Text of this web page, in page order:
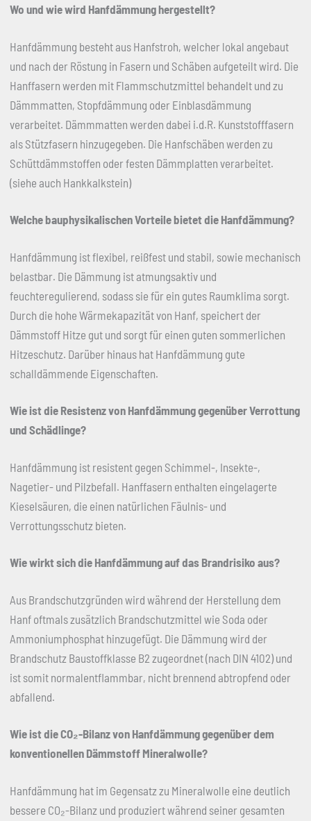
Wo und wie wird Hanfdämmung hergestellt?
Hanfdämmung besteht aus Hanfstroh, welcher lokal angebaut
und nach der Röstung in Fasern und Schäben aufgeteilt wird. Die
Hanffasern werden mit Flammschutzmittel behandelt und zu
Dämmmatten, Stopfdämmung oder Einblasdämmung
verarbeitet. Dämmmatten werden dabei i.d.R. Kunststofffasern
als Stützfasern hinzugegeben. Die Hanfschäben werden zu
Schüttdämmstoffen oder festen Dämmplatten verarbeitet.
(siehe auch Hankkalkstein)
Welche bauphysikalischen Vorteile bietet die Hanfdämmung?
Hanfdämmung ist flexibel, reißfest und stabil, sowie mechanisch
belastbar. Die Dämmung ist atmungsaktiv und
feuchteregulierend, sodass sie für ein gutes Raumklima sorgt.
Durch die hohe Wärmekapazität von Hanf, speichert der
Dämmstoff Hitze gut und sorgt für einen guten sommerlichen
Hitzeschutz. Darüber hinaus hat Hanfdämmung gute
schalldämmende Eigenschaften.
Wie ist die Resistenz von Hanfdämmung gegenüber Verrottung
und Schädlinge?
Hanfdämmung ist resistent gegen Schimmel-, Insekte-,
Nagetier- und Pilzbefall. Hanffasern enthalten eingelagerte
Kieselsäuren, die einen natürlichen Fäulnis- und
Verrottungsschutz bieten.
Wie wirkt sich die Hanfdämmung auf das Brandrisiko aus?
Aus Brandschutzgründen wird während der Herstellung dem
Hanf oftmals zusätzlich Brandschutzmittel wie Soda oder
Ammoniumphosphat hinzugefügt. Die Dämmung wird der
Brandschutz Baustoffklasse B2 zugeordnet (nach DIN 4102) und
ist somit normalentflammbar, nicht brennend abtropfend oder
abfallend.
Wie ist die CO₂-Bilanz von Hanfdämmung gegenüber dem
konventionellen Dämmstoff Mineralwolle?
Hanfdämmung hat im Gegensatz zu Mineralwolle eine deutlich
bessere CO₂-Bilanz und produziert während seiner gesamten